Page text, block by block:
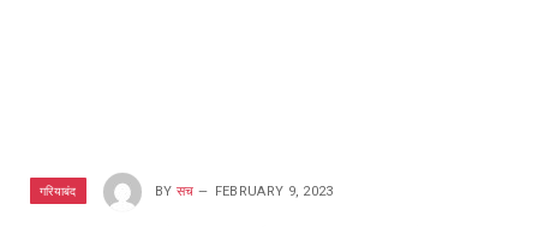
गरियाबंद BY सच FEBRUARY 9, 2023